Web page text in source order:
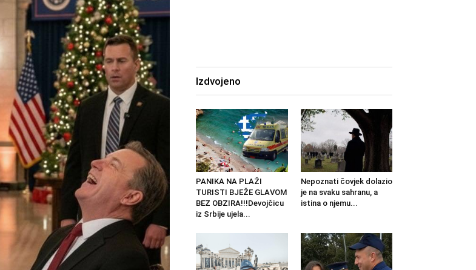
Izdvojeno
PANIKA NA PLAŽI
TURISTI BJEŽE GLAVOM
BEZ OBZIRA!!!Devojčicu
iz Srbije ujela...
Nepoznati čovjek dolazio
je na svaku sahranu, a
istina o njemu...